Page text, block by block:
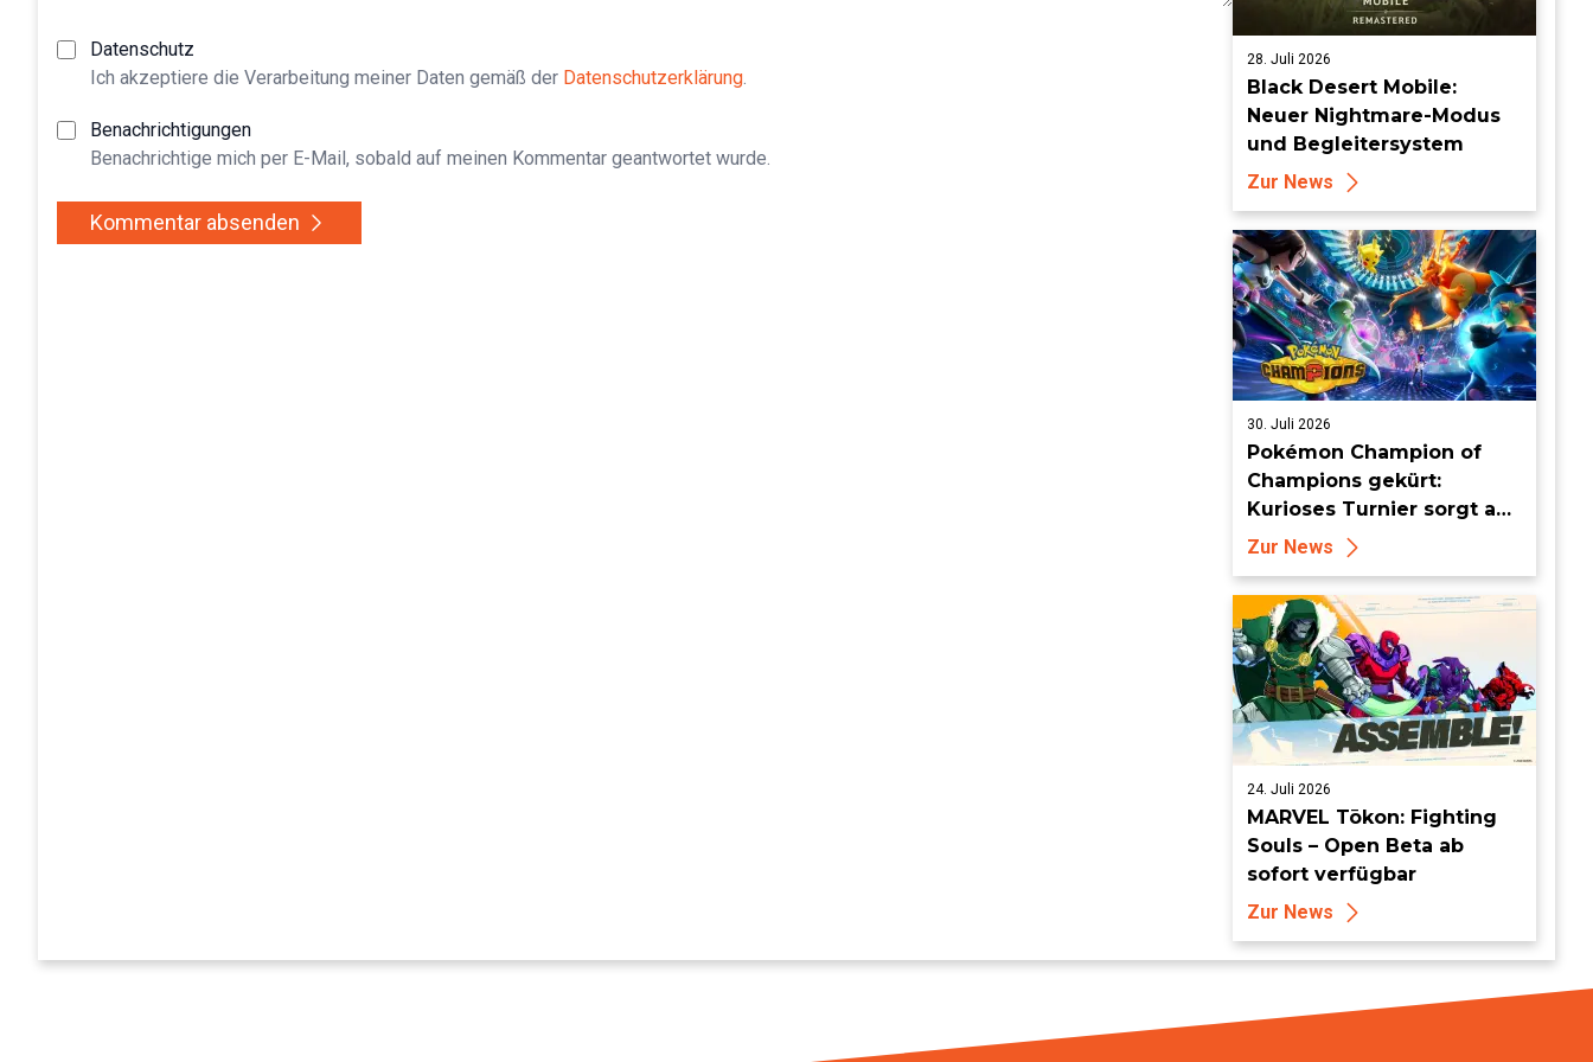
Datenschutz
Ich akzeptiere die Verarbeitung meiner Daten gemäß der Datenschutzerklärung.
Benachrichtigungen
Benachrichtige mich per E-Mail, sobald auf meinen Kommentar geantwortet wurde.
Kommentar absenden
28. Juli 2026
Black Desert Mobile:
Neuer Nightmare-Modus
und Begleitersystem
Zur News
30. Juli 2026
Pokémon Champion of
Champions gekürt:
Kurioses Turnier sorgt auf
Londoner Bühne für
Zur News
24. Juli 2026
MARVEL Tōkon: Fighting
Souls – Open Beta ab
sofort verfügbar
Zur News